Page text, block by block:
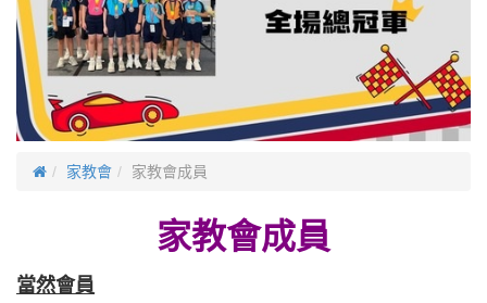
家教會 家教會成員
家教會成員
當然會員